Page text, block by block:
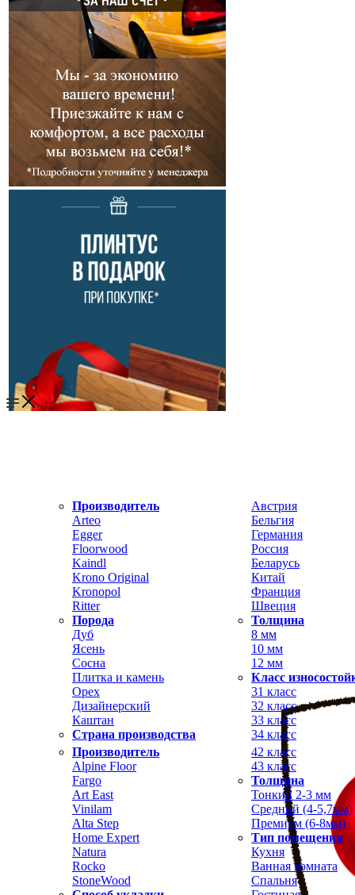
Производитель
Arteo
Egger
Floorwood
Kaindl
Krono Original
Kronopol
Ritter
Порода
Дуб
Ясень
Сосна
Плитка и камень
Орех
Дизайнерский
Каштан
Страна производства
Австрия
Бельгия
Германия
Россия
Беларусь
Китай
Франция
Швеция
Толщина
8 мм
10 мм
12 мм
Класс
31 класс
32 класс
33 класс
34 класс
Производитель
Alpine Floor
Fargo
Art East
Vinilam
Alta Step
Home Expert
Natura
Rocko
StoneWood
42 класс
43 класс
Толщина
Тонкий 2-3 мм
Средний (4-5,7мм)
Премиум (6-8мм)
Тип помещения
Кухня
Ванная комната
Спальня